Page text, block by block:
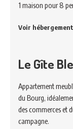
1 maison pour 8
Voir hébergement
Le Gîte
Appartement
du Bourg,
des commerces et
campagne.